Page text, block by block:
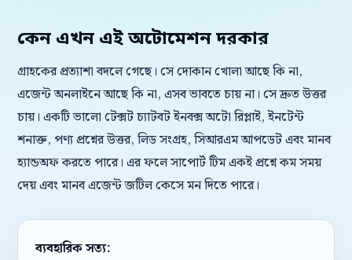
কেন এখন এই অটোমেশন দরকার
গ্রাহকের প্রত্যাশা বদলে গেছে। সে দোকান খোলা আছে কি না,
এজেন্ট অনলাইনে আছে কি না, এসব ভাবতে চায় না। সে দ্রুত উত্তর
চায়। একটি ভালো টেক্সট চ্যাটবট ইনবক্স অটো রিপ্লাই, ইনটেন্ট
শনাক্ত, পণ্য প্রশ্নের উত্তর, লিড সংগ্রহ, সিআরএম আপডেট এবং মানব
হ্যান্ডঅফ করতে পারে। এর ফলে সাপোর্ট টিম একই প্রশ্নে কম সময়
দেয় এবং মানব এজেন্ট জটিল কেসে মন দিতে পারে।
ব্যবহারিক সত্য: